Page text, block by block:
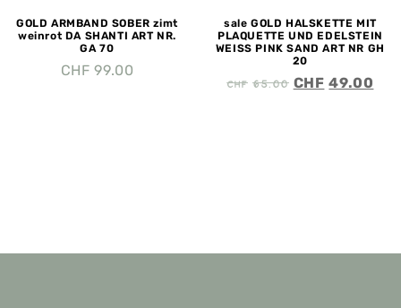
GOLD ARMBAND SOBER zimt
weinrot DA SHANTI ART NR.
GA 70
CHF 99.00
sale GOLD HALSKETTE MIT
PLAQUETTE UND EDELSTEIN
WEISS PINK SAND ART NR GH
20
CHF65.00 CHF 49.00